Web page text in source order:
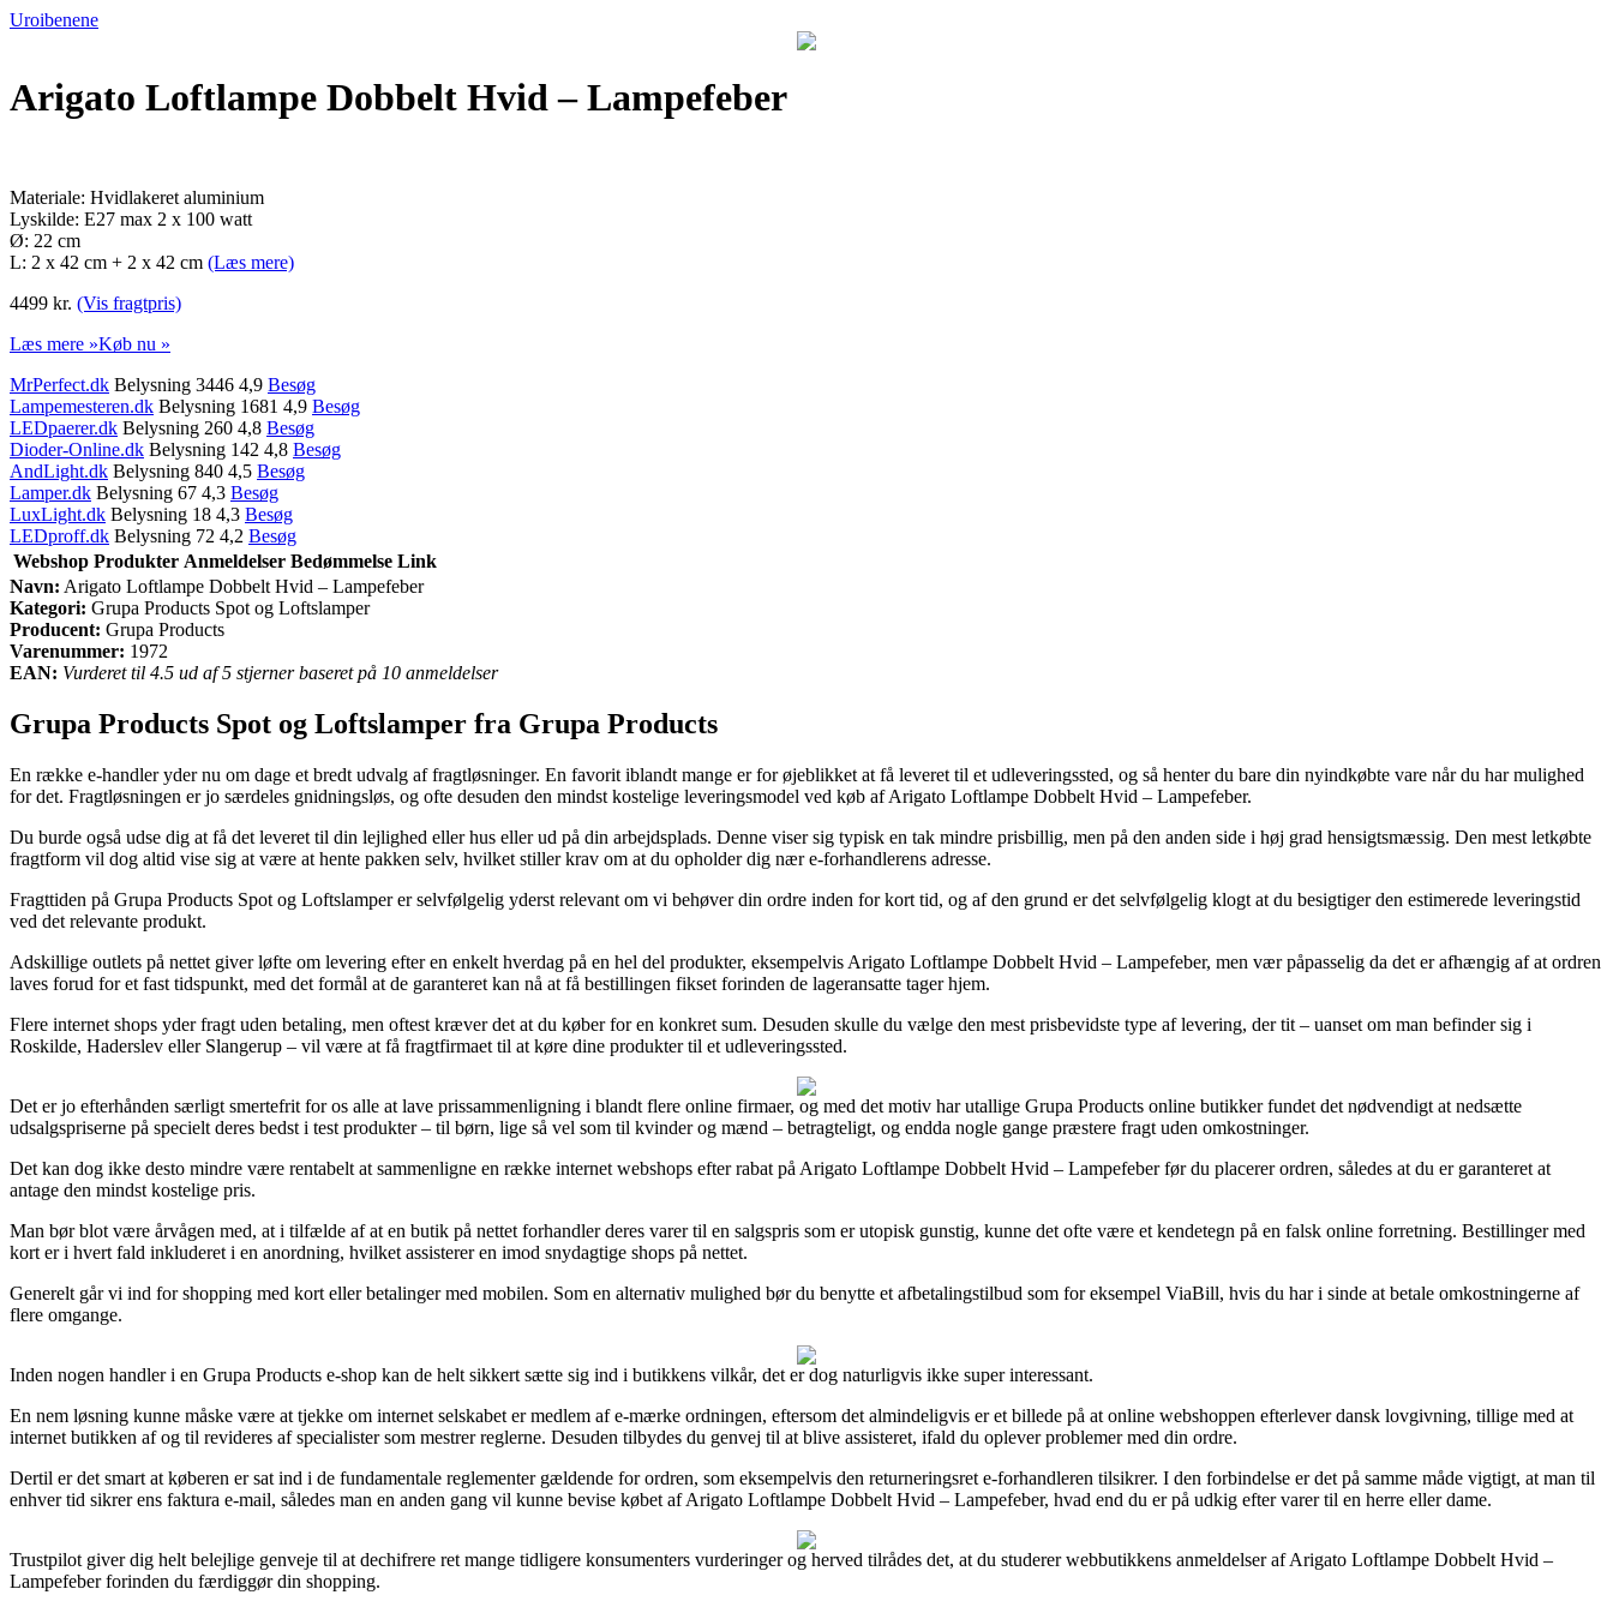
Uroibenene
Arigato Loftlampe Dobbelt Hvid – Lampefeber
Materiale: Hvidlakeret aluminium
Lyskilde: E27 max 2 x 100 watt
Ø: 22 cm
L: 2 x 42 cm + 2 x 42 cm (Læs mere)
4499 kr. (Vis fragtpris)
Læs mere »Køb nu »
MrPerfect.dk Belysning 3446 4,9 Besøg
Lampemesteren.dk Belysning 1681 4,9 Besøg
LEDpaerer.dk Belysning 260 4,8 Besøg
Dioder-Online.dk Belysning 142 4,8 Besøg
AndLight.dk Belysning 840 4,5 Besøg
Lamper.dk Belysning 67 4,3 Besøg
LuxLight.dk Belysning 18 4,3 Besøg
LEDproff.dk Belysning 72 4,2 Besøg
Webshop Produkter Anmeldelser Bedømmelse Link
Navn: Arigato Loftlampe Dobbelt Hvid – Lampefeber
Kategori: Grupa Products Spot og Loftslamper
Producent: Grupa Products
Varenummer: 1972
EAN: Vurderet til 4.5 ud af 5 stjerner baseret på 10 anmeldelser
Grupa Products Spot og Loftslamper fra Grupa Products
En række e-handler yder nu om dage et bredt udvalg af fragtløsninger. En favorit iblandt mange er for øjeblikket at få leveret til et udleveringssted, og så henter du bare din nyindkøbte vare når du har mulighed
for det. Fragtløsningen er jo særdeles gnidningsløs, og ofte desuden den mindst kostelige leveringsmodel ved køb af Arigato Loftlampe Dobbelt Hvid – Lampefeber.
Du burde også udse dig at få det leveret til din lejlighed eller hus eller ud på din arbejdsplads. Denne viser sig typisk en tak mindre prisbillig, men på den anden side i høj grad hensigtsmæssig. Den mest letkøbte
fragtform vil dog altid vise sig at være at hente pakken selv, hvilket stiller krav om at du opholder dig nær e-forhandlerens adresse.
Fragttiden på Grupa Products Spot og Loftslamper er selvfølgelig yderst relevant om vi behøver din ordre inden for kort tid, og af den grund er det selvfølgelig klogt at du besigtiger den estimerede leveringstid
ved det relevante produkt.
Adskillige outlets på nettet giver løfte om levering efter en enkelt hverdag på en hel del produkter, eksempelvis Arigato Loftlampe Dobbelt Hvid – Lampefeber, men vær påpasselig da det er afhængig af at ordren
laves forud for et fast tidspunkt, med det formål at de garanteret kan nå at få bestillingen fikset forinden de lageransatte tager hjem.
Flere internet shops yder fragt uden betaling, men oftest kræver det at du køber for en konkret sum. Desuden skulle du vælge den mest prisbevidste type af levering, der tit – uanset om man befinder sig i
Roskilde, Haderslev eller Slangerup – vil være at få fragtfirmaet til at køre dine produkter til et udleveringssted.
Det er jo efterhånden særligt smertefrit for os alle at lave prissammenligning i blandt flere online firmaer, og med det motiv har utallige Grupa Products online butikker fundet det nødvendigt at nedsætte
udsalgspriserne på specielt deres bedst i test produkter – til børn, lige så vel som til kvinder og mænd – betragteligt, og endda nogle gange præstere fragt uden omkostninger.
Det kan dog ikke desto mindre være rentabelt at sammenligne en række internet webshops efter rabat på Arigato Loftlampe Dobbelt Hvid – Lampefeber før du placerer ordren, således at du er garanteret at
antage den mindst kostelige pris.
Man bør blot være årvågen med, at i tilfælde af at en butik på nettet forhandler deres varer til en salgspris som er utopisk gunstig, kunne det ofte være et kendetegn på en falsk online forretning. Bestillinger med
kort er i hvert fald inkluderet i en anordning, hvilket assisterer en imod snydagtige shops på nettet.
Generelt går vi ind for shopping med kort eller betalinger med mobilen. Som en alternativ mulighed bør du benytte et afbetalingstilbud som for eksempel ViaBill, hvis du har i sinde at betale omkostningerne af
flere omgange.
Inden nogen handler i en Grupa Products e-shop kan de helt sikkert sætte sig ind i butikkens vilkår, det er dog naturligvis ikke super interessant.
En nem løsning kunne måske være at tjekke om internet selskabet er medlem af e-mærke ordningen, eftersom det almindeligvis er et billede på at online webshoppen efterlever dansk lovgivning, tillige med at
internet butikken af og til revideres af specialister som mestrer reglerne. Desuden tilbydes du genvej til at blive assisteret, ifald du oplever problemer med din ordre.
Dertil er det smart at køberen er sat ind i de fundamentale reglementer gældende for ordren, som eksempelvis den returneringsret e-forhandleren tilsikrer. I den forbindelse er det på samme måde vigtigt, at man til
enhver tid sikrer ens faktura e-mail, således man en anden gang vil kunne bevise købet af Arigato Loftlampe Dobbelt Hvid – Lampefeber, hvad end du er på udkig efter varer til en herre eller dame.
Trustpilot giver dig helt belejlige genveje til at dechifrere ret mange tidligere konsumenters vurderinger og herved tilrådes det, at du studerer webbutikkens anmeldelser af Arigato Loftlampe Dobbelt Hvid –
Lampefeber forinden du færdiggør din shopping.